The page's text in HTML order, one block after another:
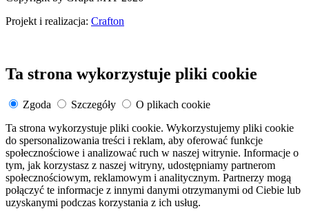
Projekt i realizacja: Crafton
Ta strona wykorzystuje pliki cookie
Zgoda Szczegóły
O plikach cookie
Ta strona wykorzystuje pliki cookie. Wykorzystujemy pliki cookie
do spersonalizowania treści i reklam, aby oferować funkcje
społecznościowe i analizować ruch w naszej witrynie. Informacje o
tym, jak korzystasz z naszej witryny, udostępniamy partnerom
społecznościowym, reklamowym i analitycznym. Partnerzy mogą
połączyć te informacje z innymi danymi otrzymanymi od Ciebie lub
uzyskanymi podczas korzystania z ich usług.